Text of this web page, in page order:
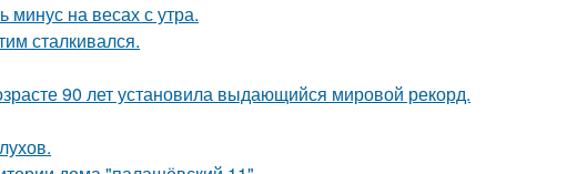
минус на весах с утра.
сталкивался.
90 лет установила выдающийся мировой рекорд.